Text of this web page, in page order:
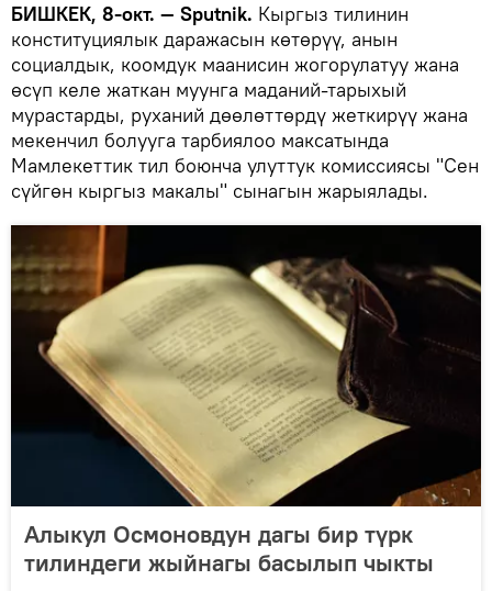
БИШКЕК, 8-окт. — Sputnik. Кыргыз тилинин
конституциялык даражасын көтөрүү, анын
социалдык, коомдук маанисин жогорулатуу жана
өсүп келе жаткан муунга маданий-тарыхый
мурастарды, руханий дөөлөттөрдү жеткирүү жана
мекенчил болууга тарбиялоо максатында
Мамлекеттик тил боюнча улуттук комиссиясы "Сен
сүйгөн кыргыз макалы" сынагын жарыялады.
Алыкул Осмоновдун дагы бир түрк
тилиндеги жыйнагы басылып чыкты